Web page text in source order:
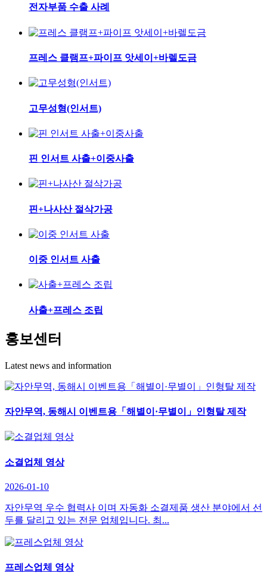
전자부품 수출 사례
프레스 클램프+파이프 앗세이+바렐도금
고무성형(인서트)
핀 인서트 사출+이중사출
핀+나사산 절삭가공
이중 인서트 사출
사출+프레스 조립
홍보센터
Latest news and information
자안무역, 동해시 이벤트용「해별이·무별이」인형탈 제작
소결업체 영상
2026-01-10
자안무역 우수 협력사 이며 자동화 소결제품 생산 분야에서 선
두를 달리고 있는 전문 업체입니다. 최...
프레스업체 영상